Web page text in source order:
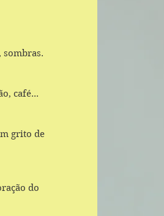
sombras.
café...
grito de
do